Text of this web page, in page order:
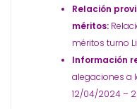
Relación
méritos:
méritos turno
Información
alegaciones a
12/04/2024 –